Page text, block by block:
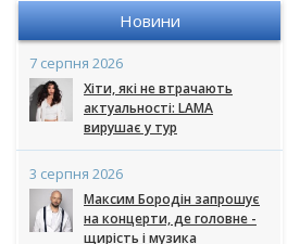
Новини
7 серпня 2026
Хіти, які не втрачають
актуальності: LAMA
вирушає у тур
3 серпня 2026
Максим Бородін запрошує
на концерти, де головне -
щирість і музика